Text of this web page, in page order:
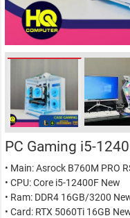
PC Gaming i5-
• Main: Asrock B760M PRO
• CPU: Core i5-12400F New
• Ram: DDR4 16GB/3200
• Card: RTX 5060Ti 16GB